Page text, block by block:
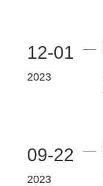
12-01
2023
09-22
2023